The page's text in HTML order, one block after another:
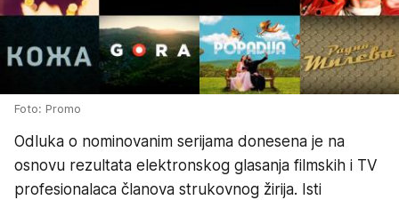
Foto: Promo
Odluka o nominovanim serijama donesena je na
osnovu rezultata elektronskog glasanja filmskih i TV
profesionalaca članova strukovnog žirija. Isti